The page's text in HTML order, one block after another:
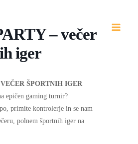
– večer
iger
ŠPORTNIH IGER
epičen gaming turnir?
primite kontrolerje in se nam
polnem športnih iger na